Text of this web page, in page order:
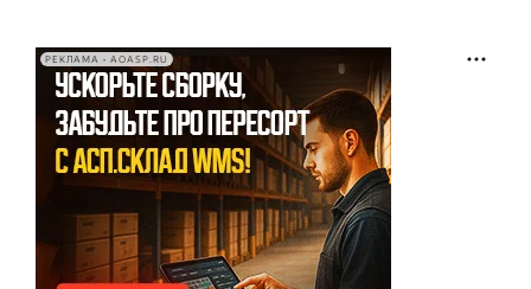
РЕКЛАМА • AOASP.RU